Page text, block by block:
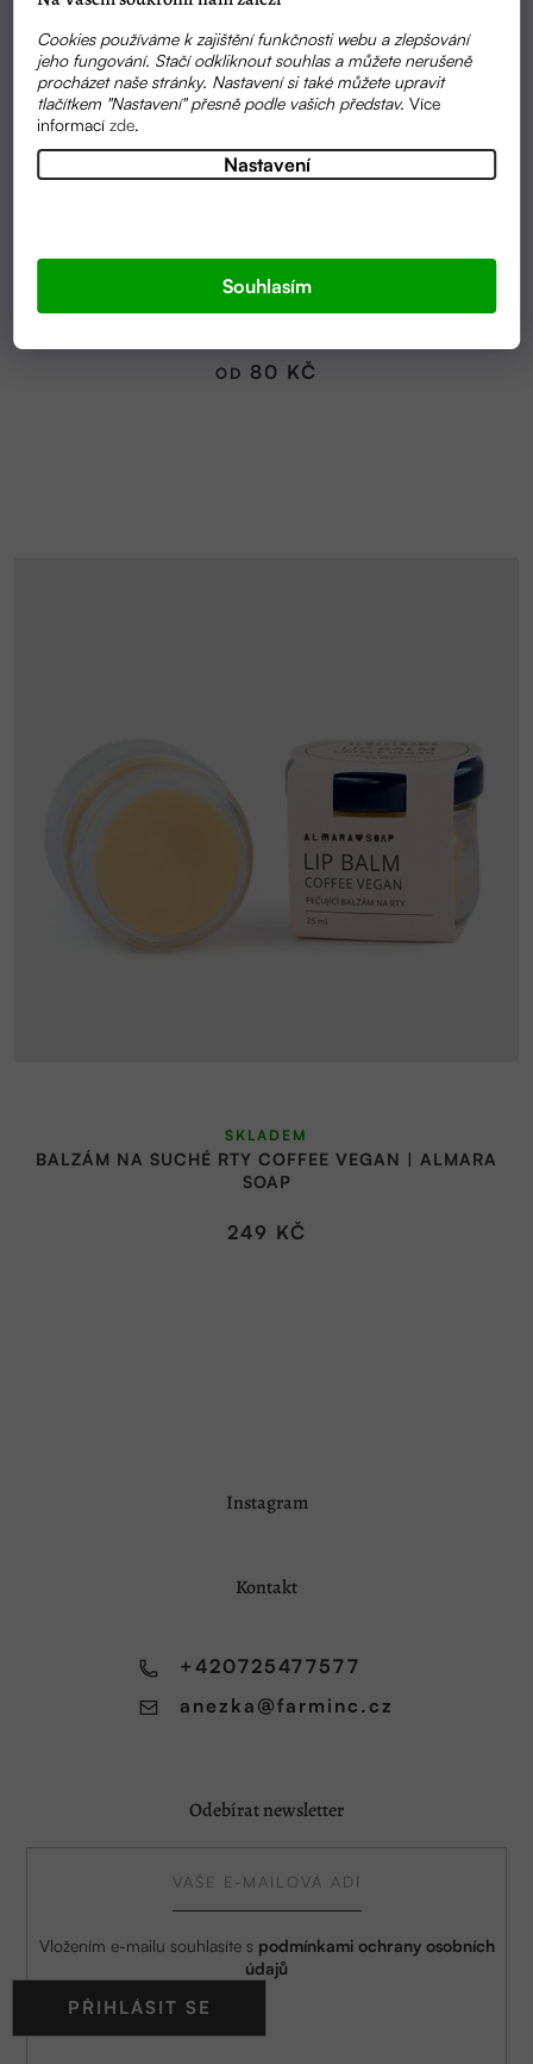
Cookies používáme k zajištění funkčnosti webu a zlepšování
jeho fungování. Stačí odkliknout souhlas a můžete nerušeně
procházet naše stránky. Nastavení si také můžete upravit
tlačítkem "Nastavení" přesně podle vašich představ.Více
informacízde.
Nastavení
Souhlasím
ŠLEHANÉ BAMBUCKÉ MÁSLO S KAKAOVÝM
hodnocení
OD 80 KČ
BALZÁM NA SUCHÉ RTY COFFEE VEGAN | ALMARA
SOAP
SKLADEM
249 KČ
Instagram
Kontakt
anezka @farminc.cz
+420725477577
Odebírat newsletter
Vložením e-mailu souhlasíte s podmínkami ochrany osobních
údajů
PŘIHLÁSIT SE